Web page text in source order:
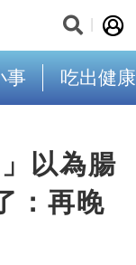
事 吃出健康
以為腸
：再晚